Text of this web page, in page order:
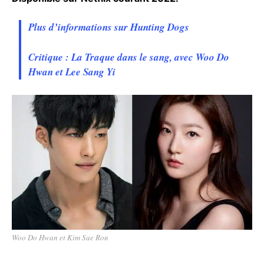
Plus d’informations sur Hunting Dogs
Critique : La Traque dans le sang, avec Woo Do
Hwan et Lee Sang Yi
Woo Do Hwan et Kim Sae Ron